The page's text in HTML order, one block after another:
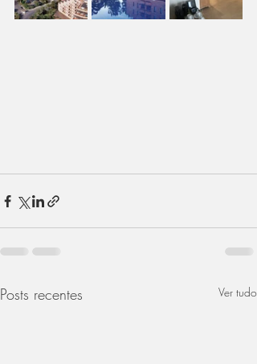
Posts recentes Ver tudo